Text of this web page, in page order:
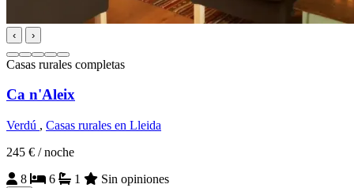
‹ ›
Casas rurales completas
Ca n'Aleix
Verdú , Casas rurales en Lleida
245 € / noche
8
6 1 Sin opiniones